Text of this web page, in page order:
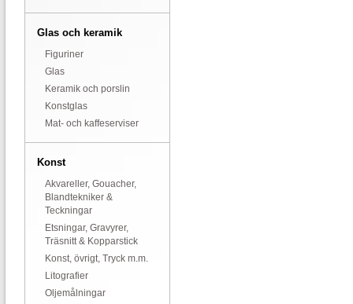
Glas och keramik
Figuriner
Glas
Keramik och porslin
Konstglas
Mat- och kaffeserviser
Konst
Akvareller, Gouacher,
Blandtekniker &
Teckningar
Etsningar, Gravyrer,
Träsnitt & Kopparstick
Konst, övrigt, Tryck m.m.
Litografier
Oljemålningar